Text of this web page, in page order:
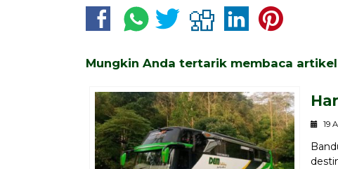
Mungkin Anda tertarik membaca
19